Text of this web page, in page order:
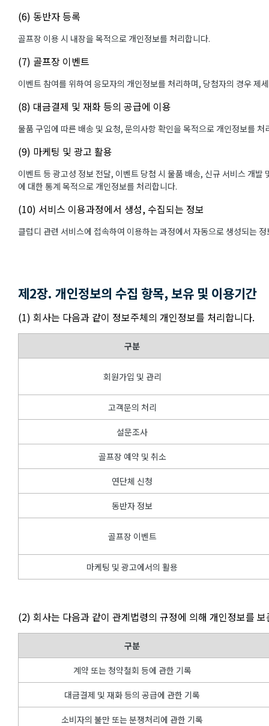
(6) 동반자 등록
골프장 이용 시 내장을 목적으로 개인정보를 처리합니다.
(7) 골프장 이벤트
이벤트 참여를 위하여 응모자의 개인정보를 처리하며, 당첨자의 경우
(8) 대금결제 및 재화 등의 공급에 이용
물품 구입에 따른 배송 및 요청, 문의사항 확인을 목적으로 개인정보를 처
(9) 마케팅 및 광고 활용
이벤트 등 광고성 정보 전달, 이벤트 당첨 시 물품 배송, 신규 서비스 개
에 대한 통계 목적으로 개인정보를 처리합니다.
(10) 서비스 이용과정에서 생성, 수집되는 정보
클럽디 관련 서비스에 접속하여 이용하는 과정에서 자동으로 생성되는
제2장. 개인정보의 수집 항목, 보유 및 이용기간
(1) 회사는 다음과 같이 정보주체의 개인정보를 처리합니다.
구분
회원가입 및 관리
고객문의 처리
설문조사
골프장 예약 및 취소
연단체 신청
동반자 정보
골프장 이벤트
마케팅 및 광고에서의 활용
(2) 회사는 다음과 같이 관계법령의 규정에 의해 개인정보를
구분
계약 또는 청약철회 등에 관한 기록
대금결제 및 재화 등의 공급에 관한 기록
소비자의 불만 또는 분쟁처리에 관한 기록